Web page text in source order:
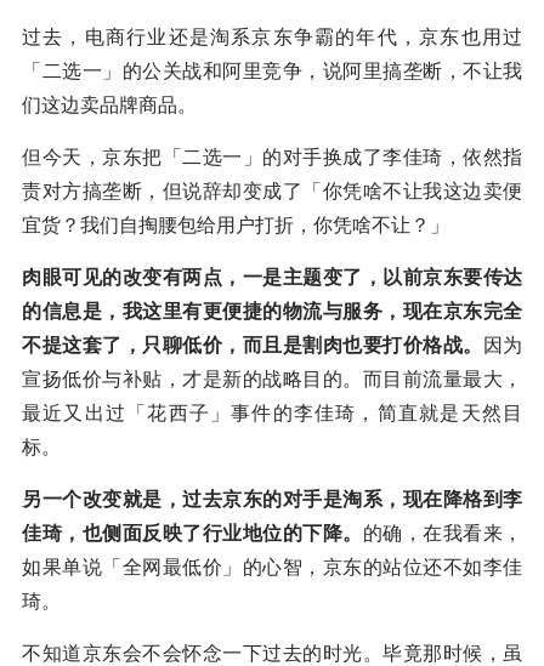
过去，电商行业还是淘系京东争霸的年代，京东也用过
「二选一」的公关战和阿里竞争，说阿里搞垄断，不让我
们这边卖品牌商品。
但今天，京东把「二选一」的对手换成了李佳琦，依然指
责对方搞垄断，但说辞却变成了「你凭啥不让我这边卖便
宜货？我们自掏腰包给用户打折，你凭啥不让？」
肉眼可见的改变有两点，一是主题变了，以前京东要传达
的信息是，我这里有更便捷的物流与服务，现在京东完全
不提这套了，只聊低价，而且是割肉也要打价格战。
因为
宣扬低价与补贴，才是新的战略目的。而目前流量最大，
最近又出过「花西子」事件的李佳琦，简直就是天然目
标。
另一个改变就是，过去京东的对手是淘系，现在降格到李
佳琦，也侧面反映了行业地位的下降。 的确，在我看来，
如果单说「全网最低价」的心智，京东的站位还不如李佳
琦。
不知道京东会不会怀念一下过去的时光。毕竟那时候，虽